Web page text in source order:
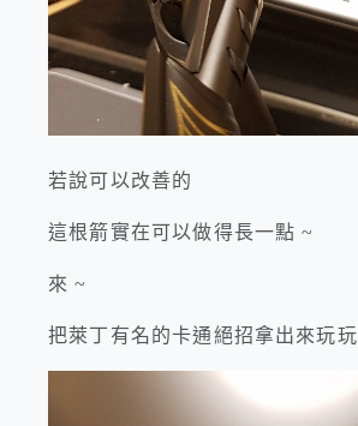
若說可以改善的
這根箭實在可以做得長一點 ~
來 ~
把萊丁有名的卡通絕招拿出來玩玩